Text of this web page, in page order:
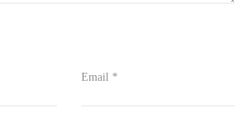
Email *